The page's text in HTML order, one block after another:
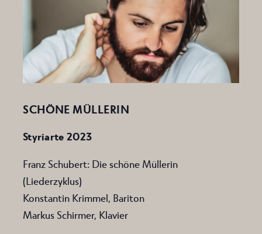
SCHÖNE MÜLLERIN
Styriarte 2023
Franz Schubert: Die schöne Müllerin
(Liederzyklus)
Konstantin Krimmel, Bariton
Markus Schirmer, Klavier